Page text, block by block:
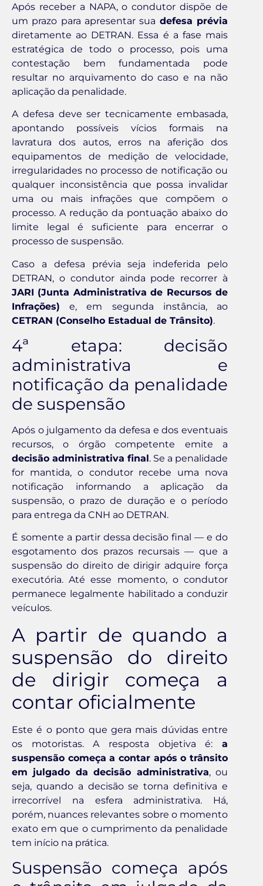
Após receber a NAPA, o condutor dispõe de
um prazo para apresentar sua defesa prévia
diretamente ao DETRAN. Essa é a fase mais
estratégica de todo o processo, pois uma
contestação bem fundamentada pode
resultar no arquivamento do caso e na não
aplicação da penalidade.
A defesa deve ser tecnicamente embasada,
apontando possíveis vícios formais na
lavratura dos autos, erros na aferição dos
equipamentos de medição de velocidade,
irregularidades no processo de notificação ou
qualquer inconsistência que possa invalidar
uma ou mais infrações que compõem o
processo. A redução da pontuação abaixo do
limite legal é suficiente para encerrar o
processo de suspensão.
Caso a defesa prévia seja indeferida pelo
DETRAN, o condutor ainda pode recorrer à
JARI (Junta Administrativa de Recursos de
Infrações) e, em segunda instância, ao
CETRAN (Conselho Estadual de Trânsito).
4ª etapa: decisão
administrativa e
notificação da penalidade
de suspensão
Após o julgamento da defesa e dos eventuais
recursos, o órgão competente emite a
decisão administrativa final. Se a penalidade
for mantida, o condutor recebe uma nova
notificação informando a aplicação da
suspensão, o prazo de duração e o período
para entrega da CNH ao DETRAN.
É somente a partir dessa decisão final — e do
esgotamento dos prazos recursais — que a
suspensão do direito de dirigir adquire força
executória. Até esse momento, o condutor
permanece legalmente habilitado a conduzir
veículos.
A partir de quando a
suspensão do direito
de dirigir começa a
contar oficialmente
Este é o ponto que gera mais dúvidas entre
os motoristas. A resposta objetiva é: a
suspensão começa a contar após o trânsito
em julgado da decisão administrativa, ou
seja, quando a decisão se torna definitiva e
irrecorrível na esfera administrativa. Há,
porém, nuances relevantes sobre o momento
exato em que o cumprimento da penalidade
tem início na prática.
Suspensão começa após